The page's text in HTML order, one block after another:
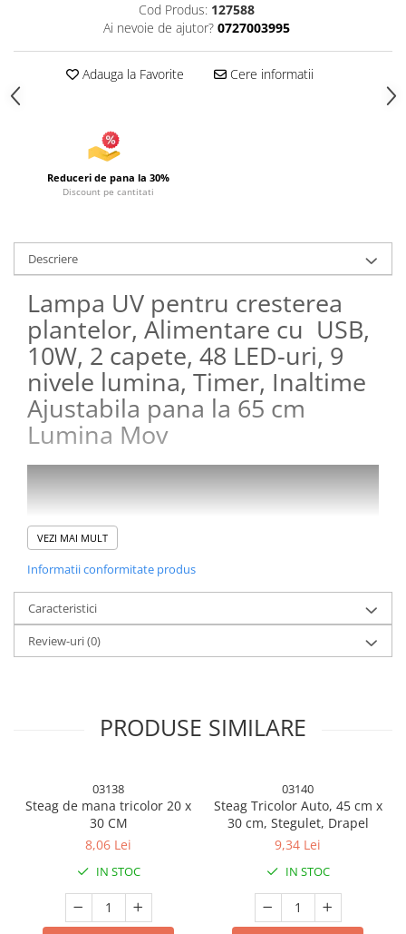
Kit-uri Siguranţă Auto
Suporti auto
Accesorii biciclete
Ochelari de Protecţie
Articole de plaja
Pistoale cu apa
Articole pentru Copii
Covorase de joaca
Genti, Portofele, Penare
Ingrijire Unghii
Jucarii Creative
Jucarii pentru copii
Jucarii si Jocuri
Jucarii si Jocuri
Articole Petrecere
Accesorii Baloane
Accesorii Petrecere
Articole Petrecere
Articole Servire Masa
Baloane cu Suport
Figurine si Baloane 3D
Seturi Baloane Folie
Tematica Fata/Baiat
Baloane Latex
Baloane si Accesorii Absolvire
Cod Produs: 127588
Ai nevoie de ajutor? 0727003995
Adauga la Favorite Cere informatii
Reduceri de pana la 30%
Discount pe cantitati
Descriere
Lampa UV pentru cresterea
plantelor, Alimentare cu USB,
10W, 2 capete, 48 LED-uri, 9
nivele lumina, Timer, Inaltime
Ajustabila pana la 65 cm
Lumina Mov
Rotire la 360 grade.
Alimentare 12V.
Pentru acele plante care sufera de vreme reaconstanta, sezon
rece sau pozitie geografica dezavantajata etc., aceasta lampa
pentru cresterea plantelor este, fara indoiala, un ajutor nepretuit!
Acest produs are ca scopdeclansarea fotosintezeiplantelor
VEZI MAI MULT
Informatii conformitate produs
Caracteristici
Review-uri(0)
PRODUSE SIMILARE
03138
Steag de mana tricolor 20 x
30 CM
8,06 Lei
IN STOC
03140
Steag Tricolor Auto, 45 cm x
30 cm, Stegulet, Drapel
9,34 Lei
IN STOC